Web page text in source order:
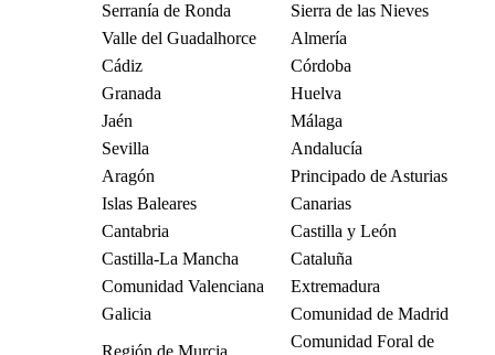
Serranía de Ronda
Sierra de las Nieves
Valle del Guadalhorce
Almería
Cádiz
Córdoba
Granada
Huelva
Jaén
Málaga
Sevilla
Andalucía
Aragón
Principado de Asturias
Islas Baleares
Canarias
Cantabria
Castilla y León
Castilla-La Mancha
Cataluña
Comunidad Valenciana
Extremadura
Galicia
Comunidad de Madrid
Región de Murcia
Comunidad Foral de